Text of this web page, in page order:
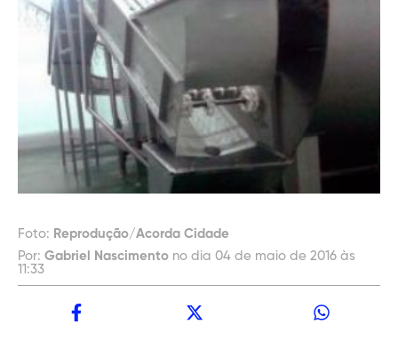
Foto: Reprodução/Acorda Cidade
Por: Gabriel Nascimento no dia 04 de maio de 2016 às
11:33